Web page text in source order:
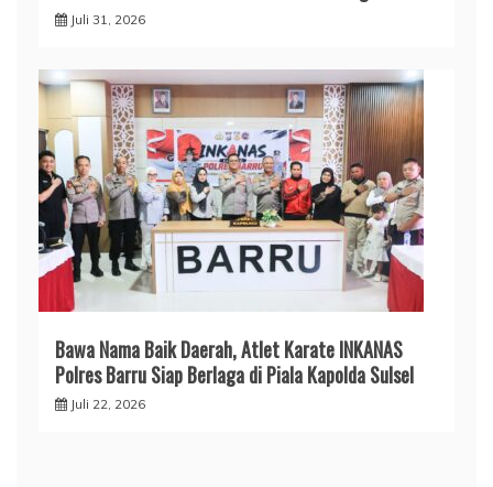
Juli 31, 2026
​Bawa Nama Baik Daerah, Atlet Karate INKANAS
Polres Barru Siap Berlaga di Piala Kapolda Sulsel
Juli 22, 2026